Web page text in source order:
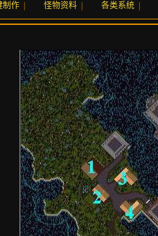
制作 怪物资料 各类系统